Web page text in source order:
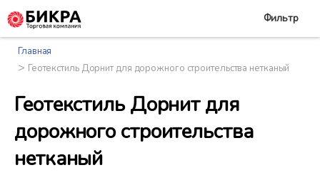
Главная
> Геотекстиль Дорнит для дорожного строительства нетканый
Геотекстиль Дорнит для
дорожного строительства
нетканый
Фильтр